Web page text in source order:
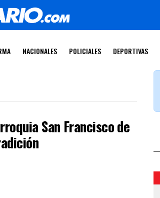
NACIONALES POLICIALES DEPORTIVAS
San Francisco de